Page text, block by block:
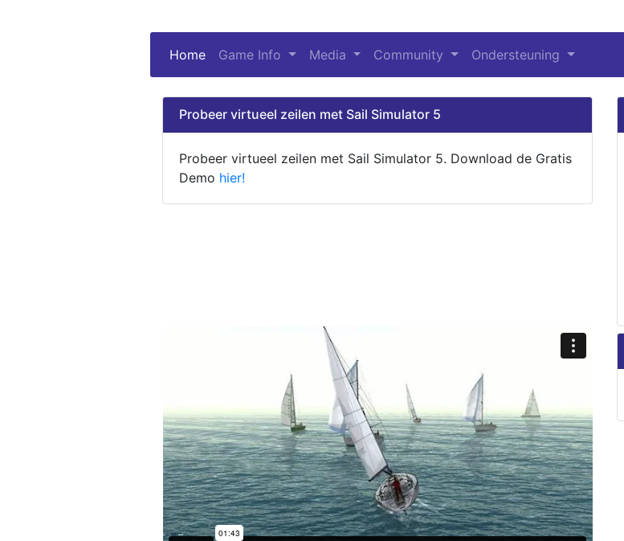
Home (current)
Game Info Media Community Ondersteuning
Probeer virtueel zeilen met Sail Simulator 5
Probeer virtueel zeilen met Sail Simulator 5. Download de Gratis
Demo hier!